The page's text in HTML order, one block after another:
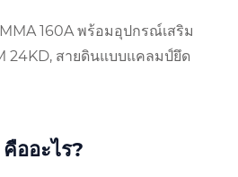
160A พร้อมอุปกรณ์เสริม
24KD, สายดินแบบแคลมป์ยึด
ออะไร?